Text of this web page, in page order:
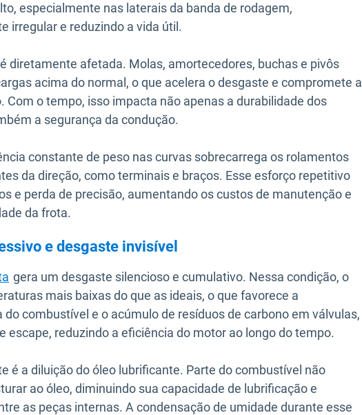
especialmente nas laterais da banda de rodagem,
irregular e reduzindo a vida útil.
diretamente afetada. Molas, amortecedores, buchas e pivôs
acima do normal, o que acelera o desgaste e compromete a
Com o tempo, isso impacta não apenas a durabilidade dos
a segurança da condução.
constante de peso nas curvas sobrecarrega os rolamentos
da direção, como terminais e braços. Esse esforço repetitivo
e perda de precisão, aumentando os custos de manutenção e
da frota.
e desgaste invisível
gera um desgaste silencioso e cumulativo. Nessa condição, o
mais baixas do que as ideais, o que favorece a
combustível e o acúmulo de resíduos de carbono em válvulas,
escape, reduzindo a eficiência do motor ao longo do tempo.
é a diluição do óleo lubrificante. Parte do combustível não
ao óleo, diminuindo sua capacidade de lubrificação e
as peças internas. A condensação de umidade durante esse